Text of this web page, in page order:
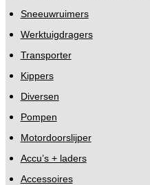
Sneeuwruimers
Werktuigdragers
Transporter
Kippers
Diversen
Pompen
Motordoorslijper
Accu’s + laders
Accessoires